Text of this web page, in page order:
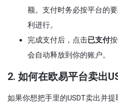
额。支付时务必按平台的
利进行。
完成支付后，点击已支付
会自动释放到你的账户。
2. 如何在欧易平台卖出
如果你想把手里的USDT卖出并